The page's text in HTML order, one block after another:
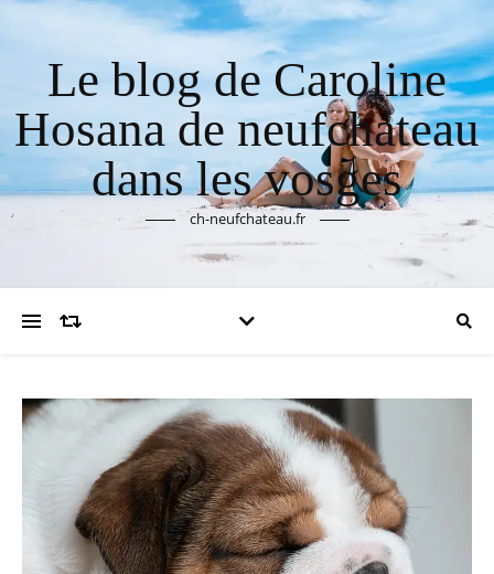
Le blog de Caroline
Hosana de neufchateau
dans les vosges
ch-neufchateau.fr